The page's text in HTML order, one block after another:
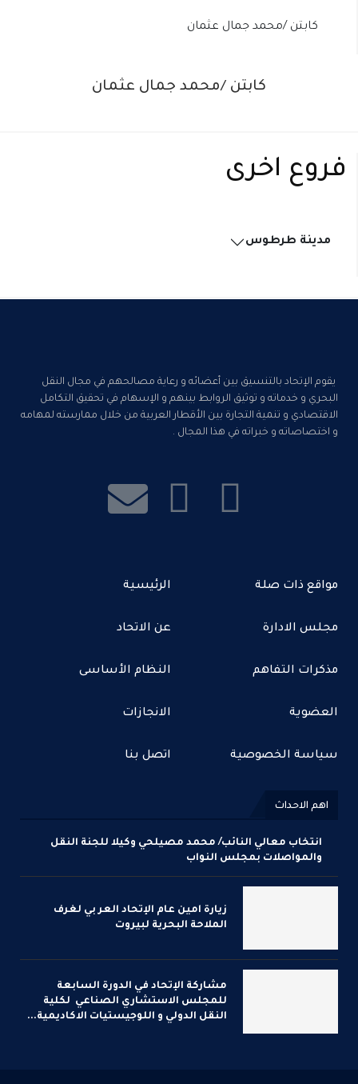
كابتن /محمد جمال عثمان
كابتن /محمد جمال عثمان
فروع اخرى
مدينة طرطوس
يقوم الإتحاد بالتنسيق بين أعضائه و رعاية مصالحهم في مجال النقل
البحري و خدماته و توثيق الروابط بينهم و الإسهام في تحقيق التكامل
الاقتصادي و تنمية التجارة بين الأقطار العربية من خلال ممارسته لمهامه
و اختصاصاته و خبراته في هذا المجال .
مواقع ذات صلة الرئيسية
مجلس الادارة عن الاتحاد
مذكرات التفاهم النظام الأساسى
العضوية الانجازات
سياسة الخصوصية اتصل بنا
اهم الاحداث
انتخاب معالي النائب/ محمد مصيلحي وكيلا للجنة النقل
والمواصلات بمجلس النواب
زيارة امين عام الإتحاد العر بي لغرف
الملاحة البحرية لبيروت
مشاركة الإتحاد في الدورة السابعة
للمجلس الاستشاري الصناعي لكلية
النقل الدولي و اللوجيستيات الاكاديمية...